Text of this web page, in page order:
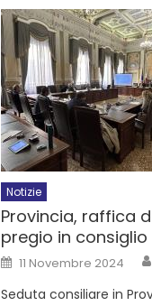
Notizie
Provincia, raffica
pregio in consiglio
11 Novembre 2024
Seduta consiliare in